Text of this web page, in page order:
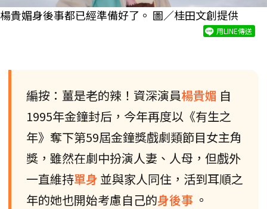
楊貴媚身後事都已經準備好了。 圖／桂田文創提供
用LINE傳送
編按：薑是老的辣！資深演員楊貴媚 自
1995年金鐘封后，今年再度以《有生之
年》奪下第59屆金鐘獎戲劇類節目女主角
獎，雖然在劇中扮演人妻、人母，但戲外
一直維持單身 並與家人同住，活到耳順之
年的她也開始考慮自己的身後事 。